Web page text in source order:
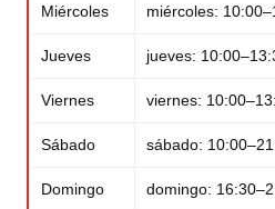
Miércoles miércoles:
Jueves jueves:
Viernes viernes:
Sábado sábado:
Domingo domingo: